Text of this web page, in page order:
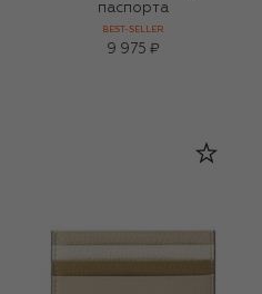
паспорта
BEST-SELLER
9 975 ₽